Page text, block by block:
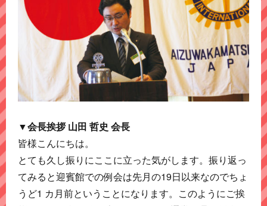
▼会長挨拶 山田 哲史 会長
皆様こんにちは。
とても久し振りにここに立った気がします。振り返っ
てみると迎賓館での例会は先月の19日以来なのでちょ
うど1 カ月前ということになります。このようにご挨